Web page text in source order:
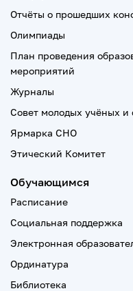
Отчёты о прошедших
Олимпиады
План проведения
мероприятий
Журналы
Совет молодых учёных и
Ярмарка СНО
Этический Комитет
Обучающимся
Расписание
Социальная поддержка
Электронная
Ординатура
Библиотека